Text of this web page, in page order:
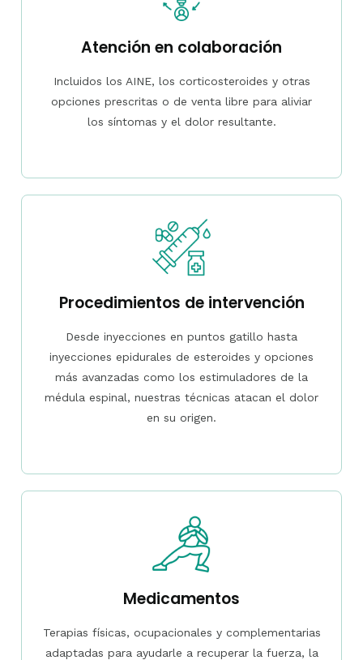
Atención en colaboración
Incluidos los AINE, los corticosteroides y otras
opciones prescritas o de venta libre para aliviar
los síntomas y el dolor resultante.
Procedimientos de intervención
Desde inyecciones en puntos gatillo hasta
inyecciones epidurales de esteroides y opciones
más avanzadas como los estimuladores de la
médula espinal, nuestras técnicas atacan el dolor
en su origen.
Medicamentos
Terapias físicas, ocupacionales y complementarias
adaptadas para ayudarle a recuperar la fuerza, la